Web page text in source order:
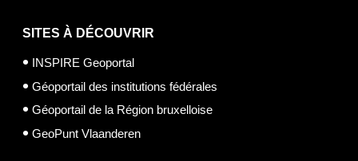
SITES À DÉCOUVRIR
INSPIRE Geoportal
Géoportail des institutions fédérales
Géoportail de la Région bruxelloise
GeoPunt Vlaanderen